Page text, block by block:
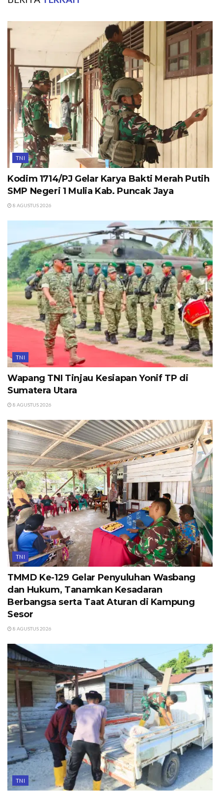
TNI
Kodim 1714/PJ Gelar Karya Bakti Merah Putih
SMP Negeri 1 Mulia Kab. Puncak Jaya
8 AGUSTUS 2026
TNI
Wapang TNI Tinjau Kesiapan Yonif TP di
Sumatera Utara
8 AGUSTUS 2026
TNI
TMMD Ke-129 Gelar Penyuluhan Wasbang
dan Hukum, Tanamkan Kesadaran
Berbangsa serta Taat Aturan di Kampung
Sesor
8 AGUSTUS 2026
TNI